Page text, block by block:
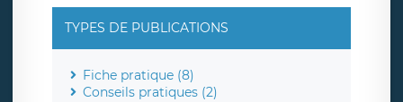
TYPES DE PUBLICATIONS
Fiche pratique (8)
Conseils pratiques (2)